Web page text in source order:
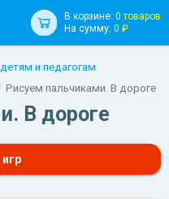
В корзине: 0 товаров
На сумму: 0 ₽
и педагогам
Рисуем пальчиками. В дороге
В дороге
игр